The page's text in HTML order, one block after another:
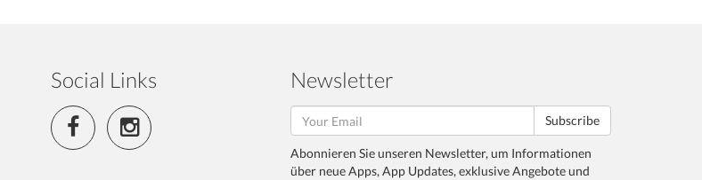
Social Links Newsletter
Subscribe
Abonnieren Sie unseren Newsletter, um Informationen
über neue Apps, App Updates, exklusive Angebote und